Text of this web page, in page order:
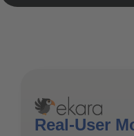
Real-User